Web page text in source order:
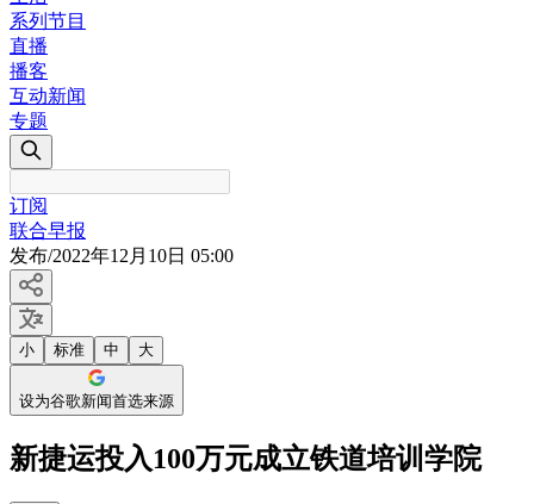
系列节目
直播
播客
互动新闻
专题
订阅
联合早报
发布/2022年12月10日 05:00
小 标准 中 大
设为谷歌新闻首选来源
新捷运投入100万元成立铁道培训学院